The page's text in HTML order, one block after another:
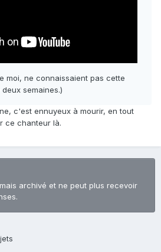
moi, ne connaissaient pas cette
semaines.)
c'est ennuyeux à mourir, en tout
ce chanteur là.
archivé et ne peut plus recevoir